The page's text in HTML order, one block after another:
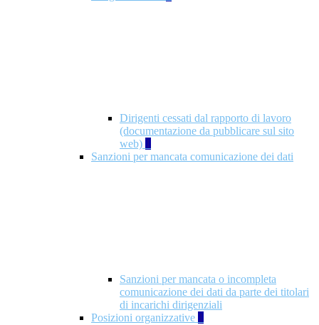
Dirigenti cessati dal rapporto di lavoro
(documentazione da pubblicare sul sito
web) 1
Sanzioni per mancata comunicazione dei dati
Sanzioni per mancata o incompleta
comunicazione dei dati da parte dei titolari
di incarichi dirigenziali
Posizioni organizzative 1